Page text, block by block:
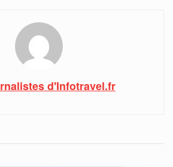
d'Infotravel.fr